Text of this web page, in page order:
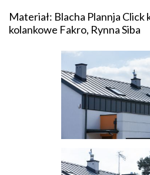
Materiał: Blacha Plannja
kolankowe Fakro, Rynna Siba